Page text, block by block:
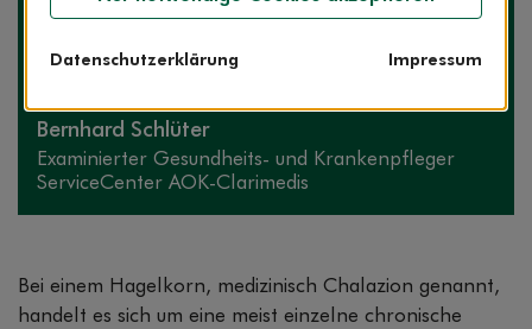
Bernhard Schlüter
Exami­nierter Gesundheits- und Kranken­pfleger
ServiceCenter AOK-Clarimedis
Bei einem Hagelkorn, medizinisch Chalazion genannt,
handelt es sich um eine meist einzelne chronische
Datenschutzerklärung Impressum